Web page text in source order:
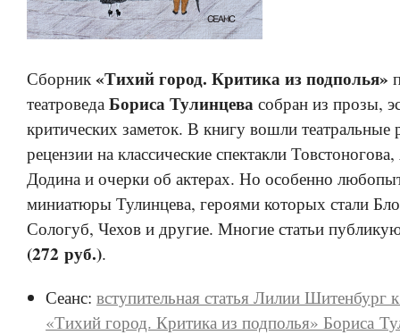
Сборник«Тихий город. Критика из подполья»
театроведа Бориса Тулинцева собран из прозы,
критических заметок. В книгу вошли театральные
рецензии на классические спектакли
Додина и очерки об актерах. Но особенно
миниатюры Тулинцева, героями которых стали
Сологуб, Чехов и другие. Многие статьи
(272 руб.).
Сеанс:вступительная статья Лилии Шитенбург
«Тихий город. Критика из подполья» Бориса